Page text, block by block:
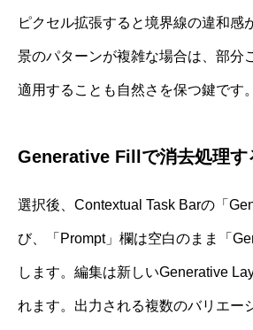
ピクセル拡張すると境界線の違和感
景のパターンが複雑な場合は、部分
適用することも自然さを保つ鍵です。
Generative Fillで消去処理す
選択後、Contextual Task Barの「
び、「Prompt」欄は空白のまま「
します。編集は新しいGenerative
れます。出力される複数のバリエー